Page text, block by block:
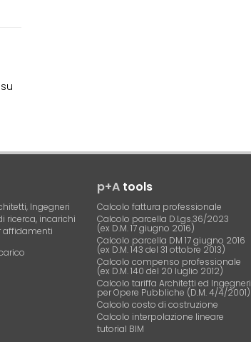
Ingegneri
ricerca, incarichi
affidamenti
p+A tools
Calcolo fattura professionale
Calcolo parcella D.Lgs.36/2023
(ex D.M. 17 giugno 2016)
Calcolo parcella DM 17 giugno 2016
(ex D.M. 143 del 31 ottobre 2013)
Calcolo compenso professionale
(ex D.M. 140 del 20 luglio 2012)
Calcolo tariffa Architetti ed Ingegneri
per Opere Pubbliche (D.M. 4/4/2001)
Calcolo costo di costruzione
Calcolo interpolazione lineare
tutorial BIM